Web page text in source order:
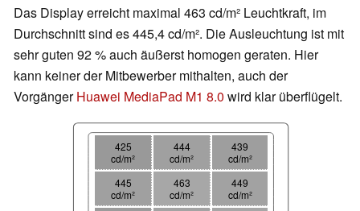
Das Display erreicht maximal 463 cd/m² Leuchtkraft, im
Durchschnitt sind es 445,4 cd/m². Die Ausleuchtung ist mit
sehr guten 92 % auch äußerst homogen geraten. Hier
kann keiner der Mitbewerber mithalten, auch der
VorgängerHuawei MediaPad M1 8.0 wird klar überflügelt.
425
cd/m²
444
cd/m²
439
cd/m²
445
cd/m²
463
cd/m²
449
cd/m²